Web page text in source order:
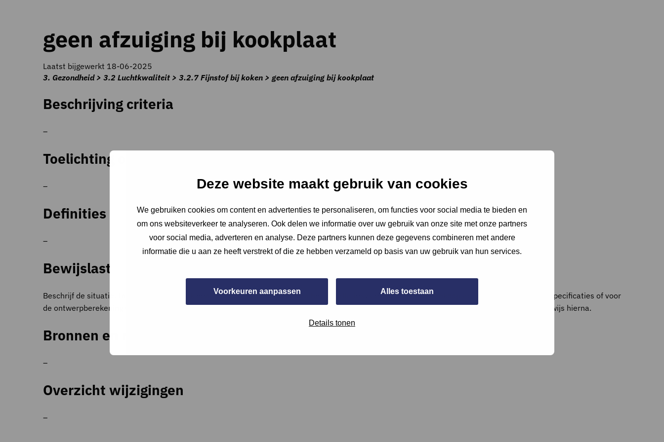
Deze website maakt gebruik van cookies
We gebruiken cookies om content en advertenties te personaliseren, om functies voor social media te bieden en
om ons websiteverkeer te analyseren. Ook delen we informatie over uw gebruik van onze site met onze partners
voor social media, adverteren en analyse. Deze partners kunnen deze gegevens combineren met andere
informatie die u aan ze heeft verstrekt of die ze hebben verzameld op basis van uw gebruik van hun services.
Voorkeuren aanpassen Alles toestaan
Details tonen
geen afzuiging bij kookplaat
Laatst bijgewerkt 18-06-2025
3. Gezondheid > 3.2 Luchtkwaliteit > 3.2.7 Fijnstof bij koken > geen afzuiging bij kookplaat
Beschrijving criteria
–
Toelichting op criteria
–
Definities
–
Bewijslast
Beschrijf de situatie. Indien mogelijk maak een foto tijdens de opname van het installatiesysteem, lever een aankoopfactuur aan met product specificaties of voor
de ontwerpberekening voldoen omgevingsvergunning installatietekeningen. Voeg deze bij de bijlages bij de vraag of een apart document en verwijs hierna.
Bronnen en referenties
–
Overzicht wijzigingen
–